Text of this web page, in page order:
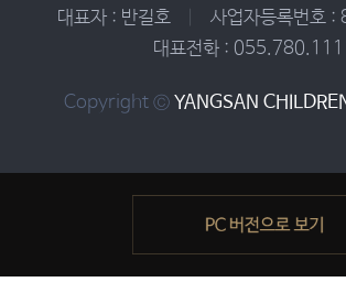
대표자 : 반길호
사업자등록번
대표전화 :
Copyright © YANGSAN